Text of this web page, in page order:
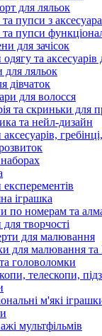
для ляльок
пупси з
пупси
для зачісок
та аксесуарів
для ляльок
дівчаток
для волосся
та скриньки для
та нейл-дизайн
іграшка
по номерам та
творчості
для малювання
для малювання
головоломки
телескопи,
м'які
мультфільмів